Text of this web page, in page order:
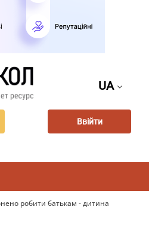
UA
Ввійти
робити батькам - дитина